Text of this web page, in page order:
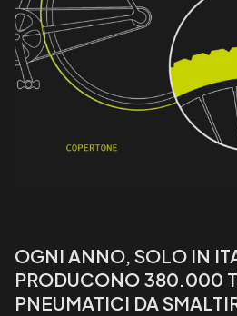
OGNI ANNO, SOLO IN
PRODUCONO 380.000
PNEUMATICI DA